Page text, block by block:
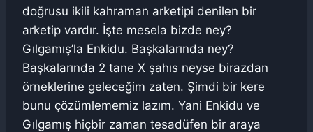
doğrusu ikili kahraman arketipi denilen bir
arketip vardır. İşte mesela bizde ney?
Gılgamış’la Enkidu. Başkalarında ney?
Başkalarında 2 tane X şahıs neyse birazdan
örneklerine geleceğim zaten. Şimdi bir kere
bunu çözümlememiz lazım. Yani Enkidu ve
Gılgamış hiçbir zaman tesadüfen bir araya